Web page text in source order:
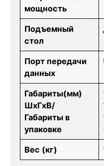
мощность
Подъемный
стол
Порт передачи
данных
Габариты(мм)
ШхГхВ/
Габариты в
упаковке
Вес (кг)